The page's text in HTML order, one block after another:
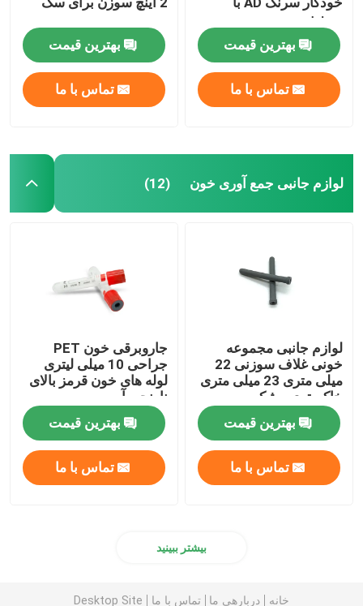
سوزن
بهترین قیمت
تماس با ما
بهترین قیمت
تماس با ما
لوازم جانبی جمع آوری خون (12)
لوازم جانبی مجموعه
خونی غلاف سوزنی 22
میلی متری 23 میلی متری
خاکستری مشکی
بهترین قیمت
تماس با ما
جاروبرقی خون PET
جراحی 10 میلی لیتری
لوله های خون قرمز بالای
نارنجی آبی
بهترین قیمت
تماس با ما
بیشتر ببینید
خانه دربارهی ما تماس با ما Desktop Site